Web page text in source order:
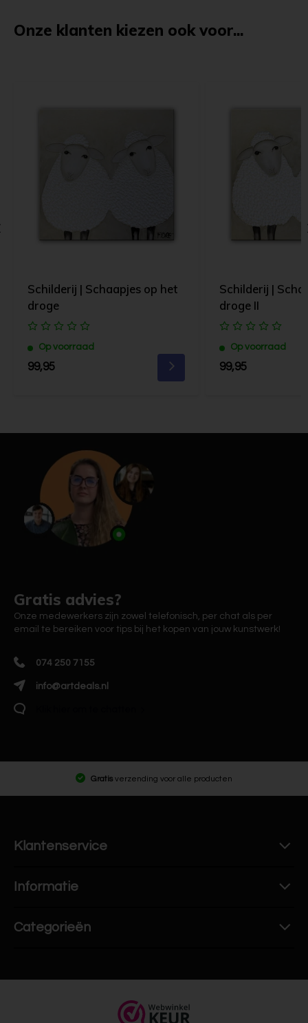
Onze klanten kiezen ook voor...
Schilderij | Schaapjes op het
droge
Op voorraad
99,95
Schilderij |
droge II
Op voorraad
99,95
Gratis advies?
Onze medewerkers zijn zowel telefonisch, per chat als per
email te bereiken voor tips bij het kopen van jouw kunstwerk!
074 250 7155
info@artdeals.nl
Gratis verzending voor alle producten
Klantenservice
Informatie
Categorieën